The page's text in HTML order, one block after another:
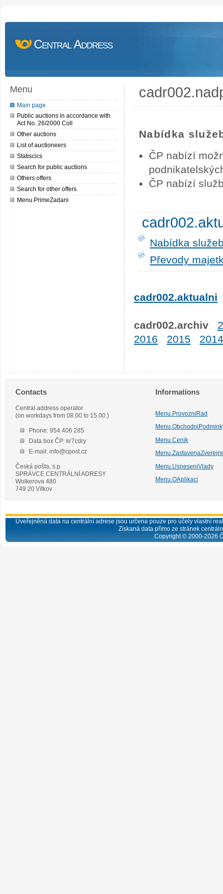
Central Address
Menu
Main page
Public auctions in accordance with
Act No. 26/2000 Coll
Other auctions
List of auctioneers
Statiscics
Search for public auctions
Others offers
Search for other offers
Menu.PrimeZadani
Nabídka
ČP nabízí
ČP nabízí
Nabídka
Převody
cadr002.aktualni
cadr002.archiv
2016
2015 2014
Contacts
Central address operator
(on workdays from 08.00 to 15.00.)
Phone: 954 406 285
Data box ČP: kr7cdry
E-mail: info@cpost.cz
Česká pošta, s.p.
SPRÁVCE CENTRÁLNÍ ADRESY
Wolkerova 480
749 20 Vítkov
Informations
Menu.ProvozniRad
Menu.Cenik
Menu.UsneseniVlady
Menu.OAplikaci
Uveřejněná data na centrální adrese jsou určena pouze pro účely vlastní
Získaná data přímo ze stránek
Copyright © 2000-2026